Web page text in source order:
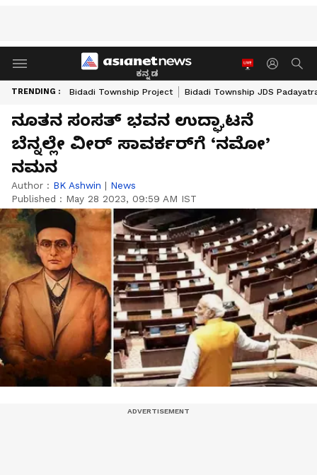
ಕನ್ನಡ
TRENDING : Bidadi Township Project Bidadi Township JDS
ನೂತನ ಸಂಸತ್‌ ಭವನ ಉದ್ಘಾಟನೆ
ಬೆನ್ನಲ್ಲೇ ವೀರ್‌ ಸಾವರ್ಕರ್‌ಗೆ ‘ನಮೋ’
ನಮನ
Author : BK Ashwin | News
Published : May 28 2023, 09:59 AM IST